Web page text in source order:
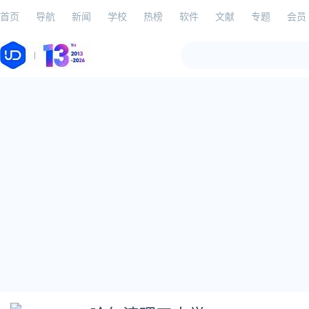
首页 导航 新闻 学校 热榜 软件 文献 专题 会员